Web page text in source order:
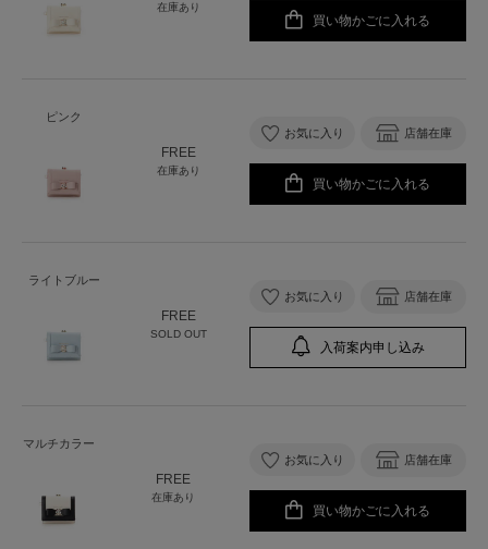
在庫あり
買い物かごに入れる
ピンク
FREE
在庫あり
お気に入り 店舗在庫
買い物かごに入れる
ライトブルー
FREE
SOLD OUT
お気に入り 店舗在庫
入荷案内申し込み
マルチカラー
FREE
在庫あり
お気に入り 店舗在庫
買い物かごに入れる